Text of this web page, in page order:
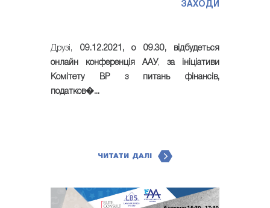
ЗАХОДИ
Друзі, 09.12.2021, о 09.30, відбудеться
онлайн конференція ААУ, за ініціативи
Комітету ВР з питань фінансів,
податков�...
ЧИТАТИ ДАЛІ